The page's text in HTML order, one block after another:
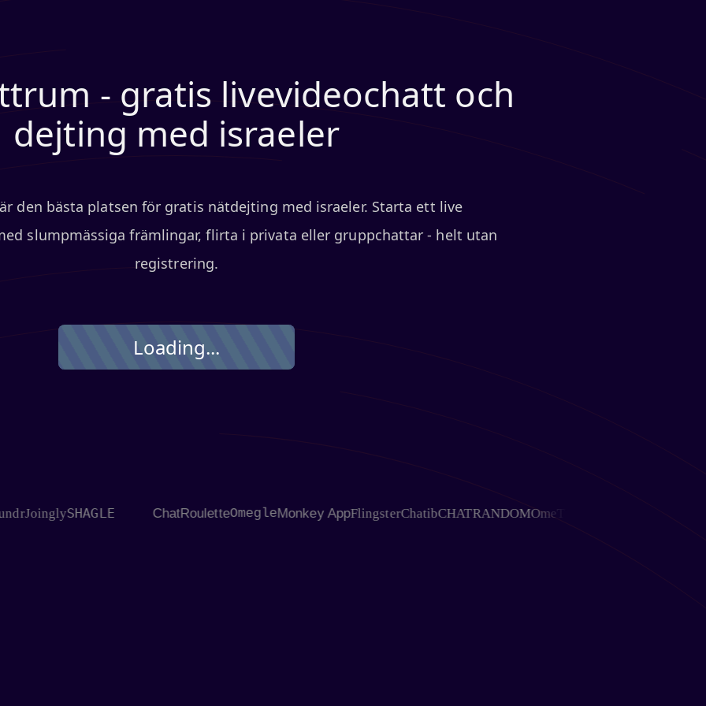
- gratis livevideochatt och
dejting med israeler
den bästa platsen för gratis nätdejting med israeler. Starta ett live
slumpmässiga främlingar, flirta i privata eller gruppchattar - helt utan
registrering.
Loading...
JoinglySHAGLE ChatRouletteOmegleMonkey AppFlingsterChatibCHATRANDOMOmeTVChativ